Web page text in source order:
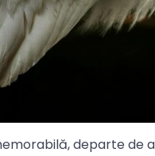
departe de